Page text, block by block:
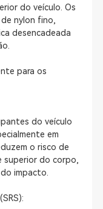
do veículo. Os
nylon fino,
desencadeada
para os
do veículo
em
o risco de
superior do corpo,
impacto.